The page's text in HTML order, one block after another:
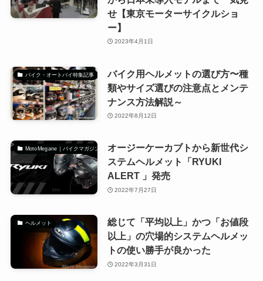
せ【東京モーターサイクルショ
ー】
2023年4月1日
バイク・オートバイ特集記事
バイク用ヘルメットの選び方〜種
類やサイズ選びの注意点とメンテ
ナンス方法解説～
2022年8月12日
MotoMegane｜バイクマガジン
オージーケーカブトから新世代シ
ステムヘルメット「RYUKI
ALERT 」発売
2022年7月27日
ヘルメット
総じて「平均以上」かつ「お値段
以上」の穴場的システムヘルメッ
トの使い勝手が良かった
2022年3月31日